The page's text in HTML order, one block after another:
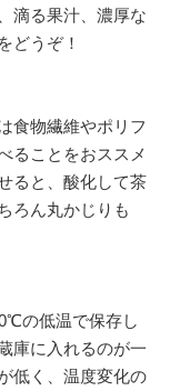
滴る果汁、濃厚な
どうぞ！
食物繊維やポリフ
ることをおススメ
ると、酸化して茶
ろん丸かじりも
の低温で保存し
庫に入れるのが一
低く、温度変化の